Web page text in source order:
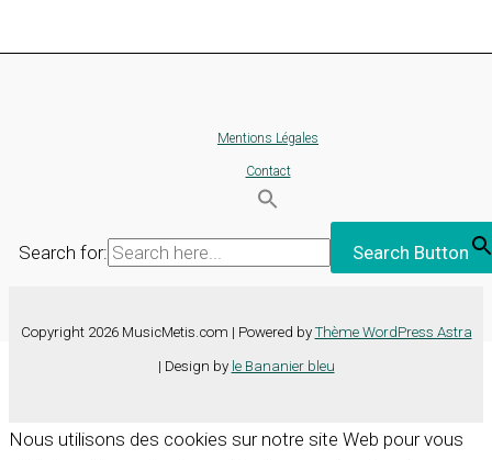
Mentions Légales
Contact
Search for: Search Button
Copyright 2026 MusicMetis.com | Powered by Thème WordPress Astra
| Design by le Bananier bleu
Nous utilisons des cookies sur notre site Web pour vous